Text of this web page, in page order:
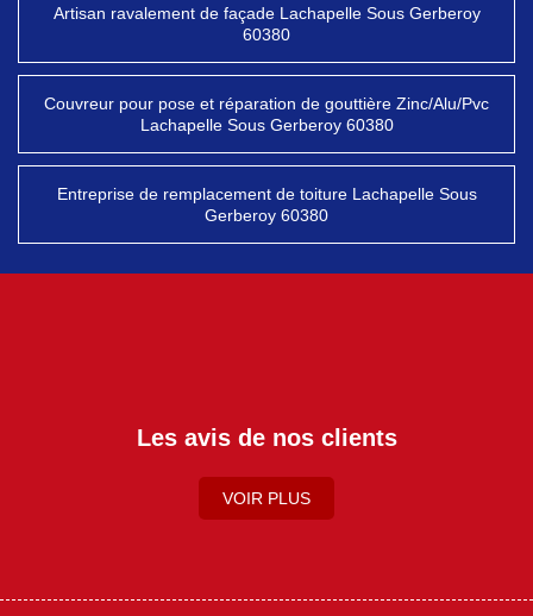
Artisan ravalement de façade Lachapelle Sous Gerberoy
60380
Couvreur pour pose et réparation de gouttière Zinc/Alu/Pvc
Lachapelle Sous Gerberoy 60380
Entreprise de remplacement de toiture Lachapelle Sous
Gerberoy 60380
Les avis de nos clients
VOIR PLUS